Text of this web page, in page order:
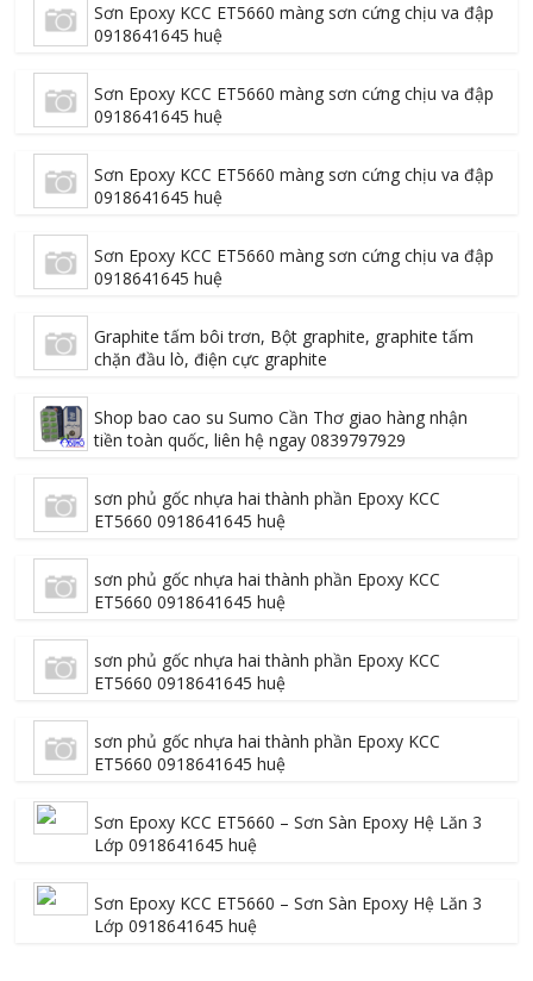
Sơn Epoxy KCC ET5660 màng sơn cứng chịu va đập
0918641645 huệ
Sơn Epoxy KCC ET5660 màng sơn cứng chịu va đập
0918641645 huệ
Sơn Epoxy KCC ET5660 màng sơn cứng chịu va đập
0918641645 huệ
Sơn Epoxy KCC ET5660 màng sơn cứng chịu va đập
0918641645 huệ
Graphite tấm bôi trơn, Bột graphite, graphite tấm
chặn đầu lò, điện cực graphite
Shop bao cao su Sumo Cần Thơ giao hàng nhận
tiền toàn quốc, liên hệ ngay 0839797929
sơn phủ gốc nhựa hai thành phần Epoxy KCC
ET5660 0918641645 huệ
sơn phủ gốc nhựa hai thành phần Epoxy KCC
ET5660 0918641645 huệ
sơn phủ gốc nhựa hai thành phần Epoxy KCC
ET5660 0918641645 huệ
sơn phủ gốc nhựa hai thành phần Epoxy KCC
ET5660 0918641645 huệ
Sơn Epoxy KCC ET5660 – Sơn Sàn Epoxy Hệ Lăn 3
Lớp 0918641645 huệ
Sơn Epoxy KCC ET5660 – Sơn Sàn Epoxy Hệ Lăn 3
Lớp 0918641645 huệ